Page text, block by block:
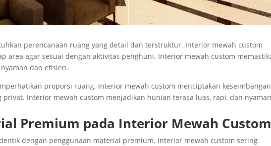
perencanaan ruang yang detail dan terstruktur. Interior mewah custom
area agar sesuai dengan aktivitas penghuni. Interior mewah custom
dan efisien.
proporsi ruang. Interior mewah custom menciptakan keseimbangan
Interior mewah custom menjadikan hunian terasa luas, rapi, dan
Premium pada Interior Mewah Custom
dengan penggunaan material premium. Interior mewah custom sering